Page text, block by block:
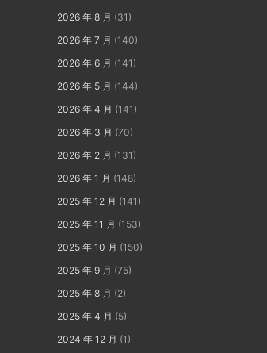
2026 年 8 月 (31)
2026 年 7 月 (140)
2026 年 6 月 (141)
2026 年 5 月 (144)
2026 年 4 月 (141)
2026 年 3 月 (70)
2026 年 2 月 (131)
2026 年 1 月 (148)
2025 年 12 月 (141)
2025 年 11 月 (153)
2025 年 10 月 (150)
2025 年 9 月 (75)
2025 年 8 月 (2)
2025 年 4 月 (5)
2024 年 12 月 (1)